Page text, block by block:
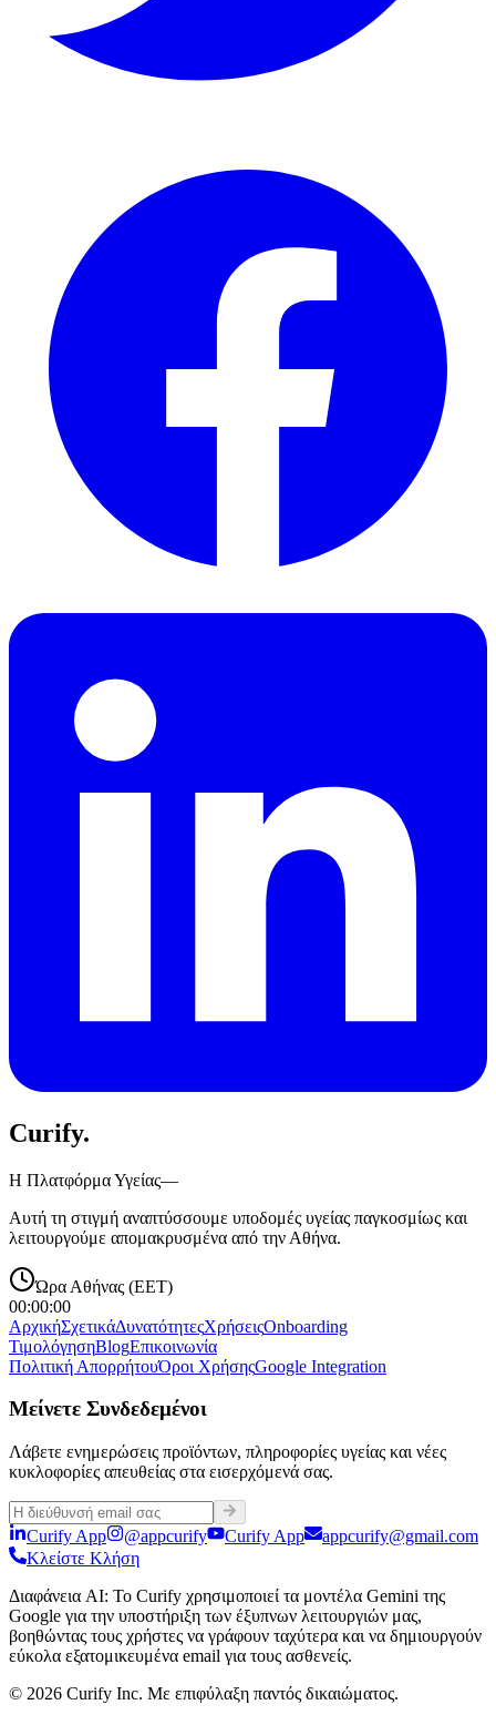
Curify.
Η Πλατφόρμα Υγείας—
Αυτή τη στιγμή αναπτύσσουμε υποδομές υγείας παγκοσμίως και
λειτουργούμε απομακρυσμένα από την Αθήνα.
Ώρα Αθήνας (EET)
00:00:00
ΑρχικήΣχετικάΔυνατότητεςΧρήσειςOnboarding
ΤιμολόγησηBlogΕπικοινωνία
Πολιτική ΑπορρήτουΌροι ΧρήσηςGoogle Integration
Μείνετε Συνδεδεμένοι
Λάβετε ενημερώσεις προϊόντων, πληροφορίες υγείας και νέες
κυκλοφορίες απευθείας στα εισερχόμενά σας.
Curify App @appcurify Curify App
appcurify@gmail.com
Κλείστε Κλήση
Διαφάνεια AI: Το Curify χρησιμοποιεί τα μοντέλα Gemini της
Google για την υποστήριξη των έξυπνων λειτουργιών μας,
βοηθώντας τους χρήστες να γράφουν ταχύτερα και να δημιουργούν
εύκολα εξατομικευμένα email για τους ασθενείς.
© 2026 Curify Inc. Με επιφύλαξη παντός δικαιώματος.